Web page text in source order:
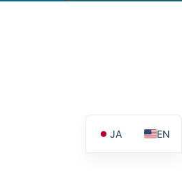
JA EN